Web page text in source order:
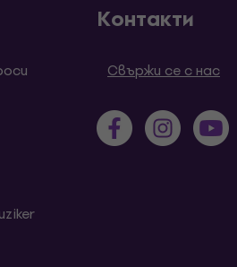
Контакти
Свържи се с нас